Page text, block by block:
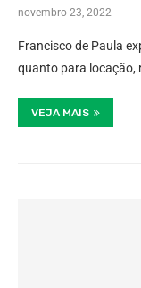
novembro 23, 2022
Francisco de Paula
quanto para locação,
VEJA MAIS